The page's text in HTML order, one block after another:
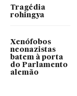
Tragédia
rohingya
Xenófobos
neonazistas
batem à porta
do Parlamento
alemão